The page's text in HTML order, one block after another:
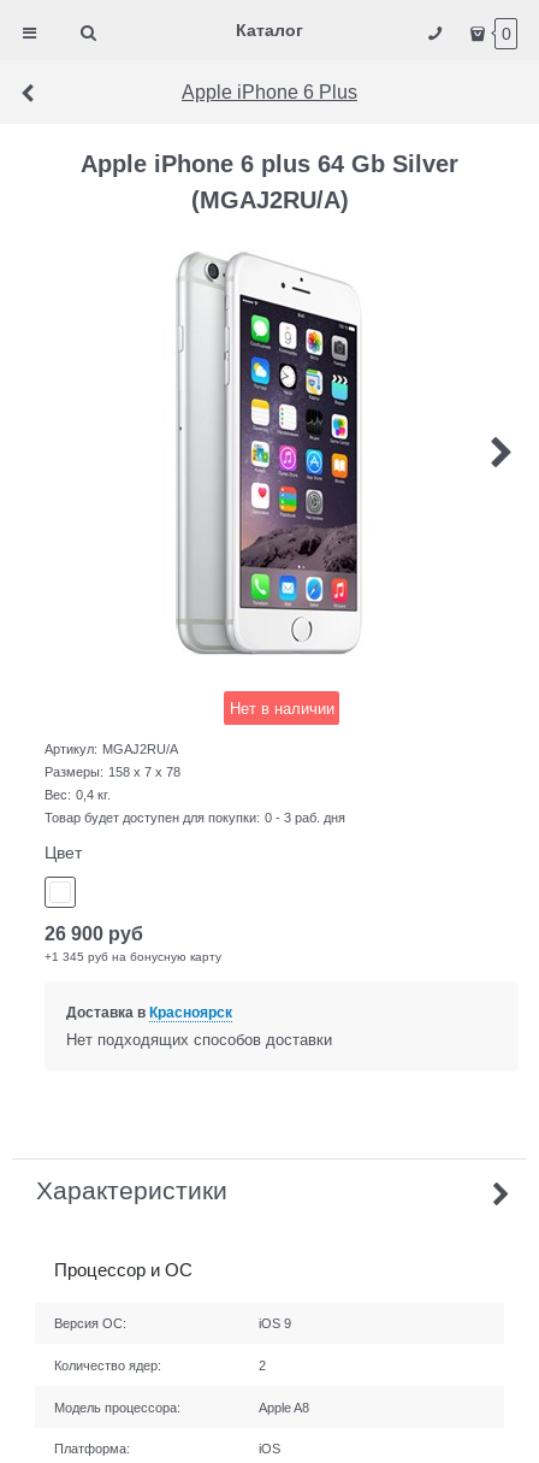
Каталог 0
Apple iPhone 6 Plus
Apple iPhone 6 plus 64 Gb Silver
(MGAJ2RU/A)
Нет в наличии
Артикул: MGAJ2RU/A
Размеры: 158 x 7 x 78
Вес: 0,4 кг.
Товар будет доступен для покупки: 0 - 3 раб. дня
Цвет
26 900 руб
+1 345 руб на бонусную карту
Доставка в Красноярск
Нет подходящих способов доставки
Характеристики
Процессор и ОС
Версия ОС: iOS 9
Количество ядер: 2
Модель процессора: Apple A8
Платформа: iOS